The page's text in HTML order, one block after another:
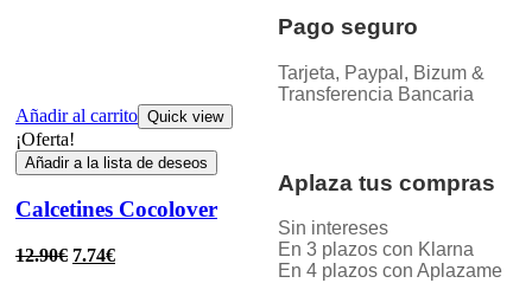
Añadir al carrito Quick view
¡Oferta!
Añadir a la lista de deseos
Calcetines Cocolover
12.90€ 7.74€
Pago seguro
Tarjeta, Paypal, Bizum &
Transferencia Bancaria
Aplaza tus compras
Sin intereses
En 3 plazos con Klarna
En 4 plazos con Aplazame